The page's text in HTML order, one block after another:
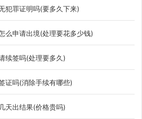
犯罪证明吗(要多久下来)
么申请出境(处理要花多少钱)
续签吗(处理要多久)
证吗(消除手续有哪些)
天出结果(价格贵吗)